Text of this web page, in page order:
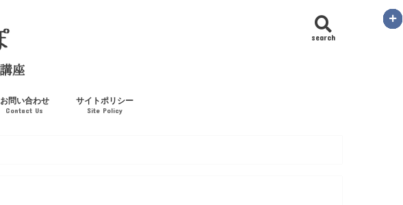
search
お問い合わせ
Contact Us
サイトポリシー
Site Policy